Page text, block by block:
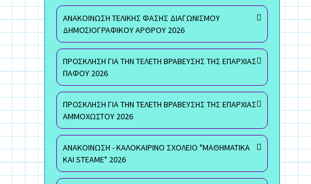
ΑΝΑΚΟΙΝΩΣΗ ΤΕΛΙΚΗΣ ΦΑΣΗΣ ΔΙΑΓΩΝΙΣΜΟΥ
ΔΗΜΟΣΙΟΓΡΑΦΙΚΟΥ ΑΡΘΡΟΥ 2026
ΠΡΟΣΚΛΗΣΗ ΓΙΑ ΤΗΝ ΤΕΛΕΤΗ ΒΡΑΒΕΥΣΗΣ ΤΗΣ ΕΠΑΡΧΙΑΣ
ΠΑΦΟΥ 2026
ΠΡΟΣΚΛΗΣΗ ΓΙΑ ΤΗΝ ΤΕΛΕΤΗ ΒΡΑΒΕΥΣΗΣ ΤΗΣ ΕΠΑΡΧΙΑΣ
ΑΜΜΟΧΩΣΤΟΥ 2026
ΑΝΑΚΟΙΝΩΣΗ - ΚΑΛΟΚΑΙΡΙΝΟ ΣΧΟΛΕΙΟ "ΜΑΘΗΜΑΤΙΚΑ
ΚΑΙ STEAME" 2026